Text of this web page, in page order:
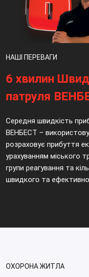
НАШІ ПЕРЕВАГИ
6 хвилин
патруля
Середня швидкість
ВЕНБЕСТ –
розраховує прибуття
урахуванням міського
групи реагування та
швидкого та
ОХОРОНА ЖИТЛА